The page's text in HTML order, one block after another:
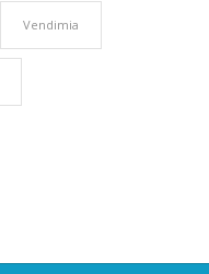
Vendimia